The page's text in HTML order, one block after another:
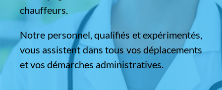
chauffeurs.
Notre personnel, qualifiés et expérimentés,
vous assistent dans tous vos déplacements
et vos démarches administratives.